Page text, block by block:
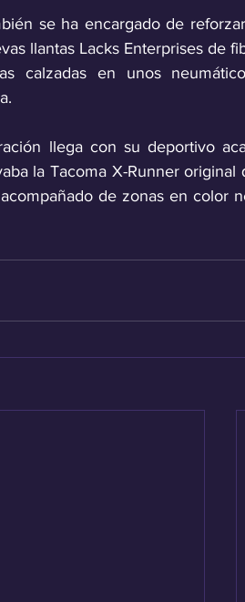
se ha encargado de
llantas Lacks Enterprises de
calzadas en unos
llega con su deportivo
la Tacoma X-Runner
de zonas en color